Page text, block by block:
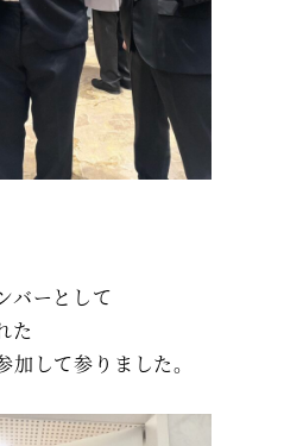
バーとして
た
して参りました。